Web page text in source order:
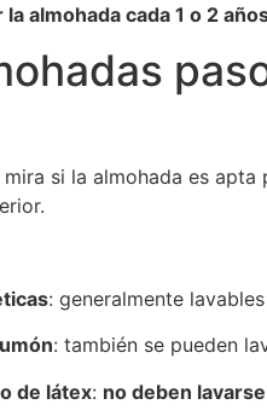
la almohada cada 1 o 2
si la almohada es
: generalmente
: también se pueden
de látex: no deben